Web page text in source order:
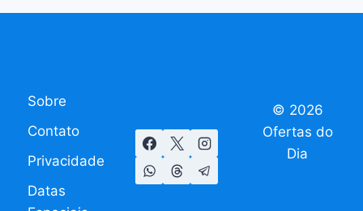
Sobre
Contato
Privacidade
Datas
© 2026
Ofertas do
Dia